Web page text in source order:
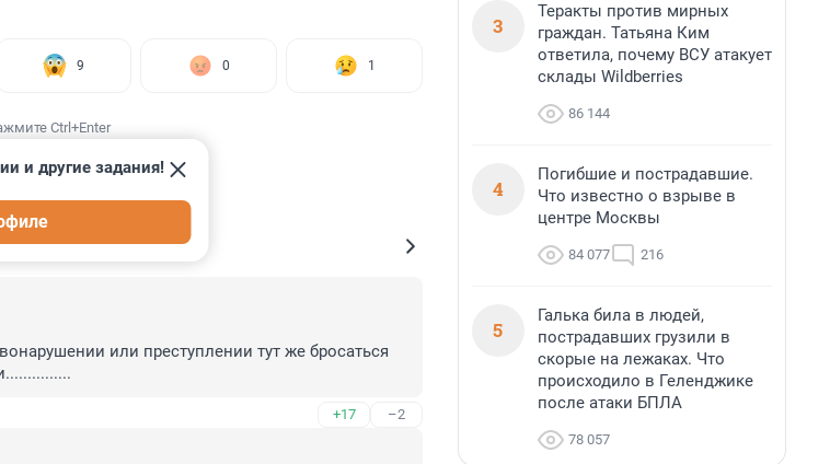
9 0 1
Ctrl+Enter
и другие задания!
или преступлении тут же бросаться
+17 –2
3
Теракты против мирных
граждан. Татьяна Ким
ответила, почему ВСУ атакует
склады Wildberries
86 144
4
Погибшие и пострадавшие.
Что известно о взрыве в
центре Москвы
84 077 216
5
Галька била в людей,
пострадавших грузили в
скорые на лежаках. Что
происходило в Геленджике
после атаки БПЛА
78 057